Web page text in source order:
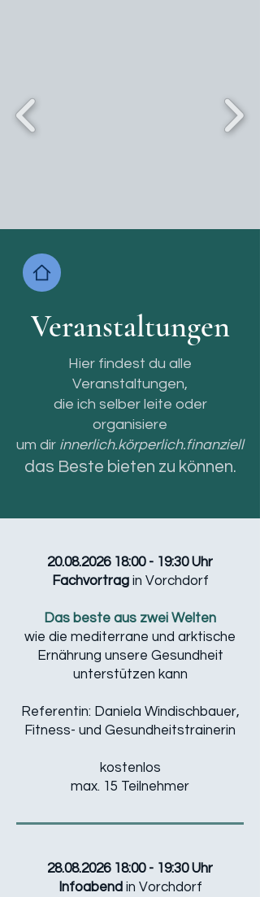
Veranstaltungen
Hier findest du alle
Veranstaltungen,
die ich selber leite oder
organisiere
um dir innerlich.körperlich.finanziell
das Beste bieten zu können.
20.08.2026 18:00 - 19:30 Uhr
Fachvortrag in Vorchdorf
Das beste aus zwei Welten
wie die mediterrane und arktische
Ernährung unsere Gesundheit
unterstützen kann
Referentin: Daniela Windischbauer,
Fitness- und Gesundheitstrainerin
​kostenlos
max. 15 Teilnehmer
28.08.2026 18:00 - 19:30 Uhr
Infoabend in Vorchdorf